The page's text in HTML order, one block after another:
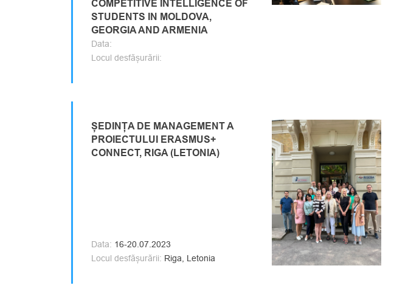
COMPETITIVE INTELLIGENCE OF
STUDENTS IN MOLDOVA,
GEORGIA AND ARMENIA
Data:
Locul desfășurării:
ȘEDINȚA DE MANAGEMENT A
PROIECTULUI ERASMUS+
CONNECT, RIGA (LETONIA)
Data: 16-20.07.2023
Locul desfășurării: Riga, Letonia